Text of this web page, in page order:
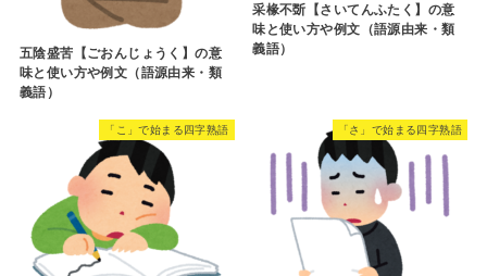
五陰盛苦【ごおんじょうく】の意
味と使い方や例文（語源由来・類
義語）
采椽不斲【さいてんふたく】の意
味と使い方や例文（語源由来・類
義語）
「こ」で始まる四字熟語 「さ」で始まる四字熟語